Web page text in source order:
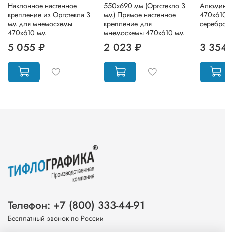
Наклонное настенное
крепление из Оргстекла 3
мм для мнемосхемы
470х610 мм
5 055 ₽
550х690 мм (Оргстекло 3
мм) Прямое настенное
крепление для
мнемосхемы 470х610 мм
2 023 ₽ 3
Телефон: +7 (800) 333-44-91
Бесплатный звонок по России